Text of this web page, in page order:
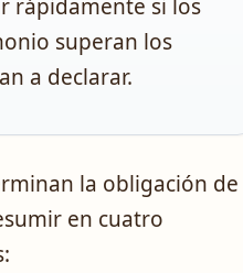
rápidamente si los
superan los
a declarar.
la obligación de
en cuatro